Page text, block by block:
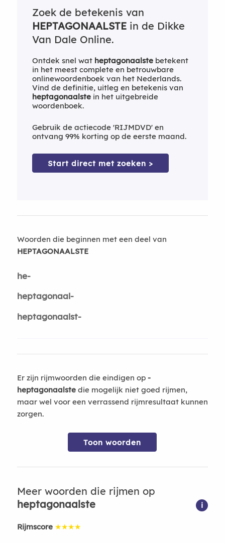
Zoek de betekenis van
HEPTAGONAALSTEin de Dikke
Van Dale Online.
Ontdek snel wat heptagonaalstebetekent
in het meest complete en betrouwbare
onlinewoordenboek van het Nederlands.
Vind de definitie, uitleg en betekenis van
heptagonaalstein het uitgebreide
woordenboek.
Gebruik de actiecode 'RIJMDVD' en
ontvang 99% korting op de eerste maand.
Start direct met zoeken >
Woorden die beginnen met een deel van
HEPTAGONAALSTE
he-
heptagonaal-
heptagonaalst-
Er zijn rijmwoorden die eindigen op -
heptagonaalstedie mogelijk niet goed rijmen,
maar wel voor een verrassend rijmresultaat kunnen
zorgen.
Toon woorden
Meer woorden die rijmen op
heptagonaalste
i
Rijmscore ★★★★